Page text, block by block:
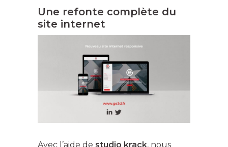
Une refonte complète du
site internet
Avec l’aide de studio krack, nous